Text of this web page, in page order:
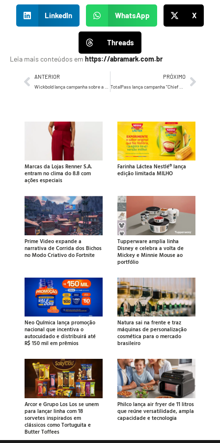
LinkedIn WhatsApp X
Threads
Leia mais conteúdos em https://abramark.com.br
ANTERIOR PRÓXIMO
Marcas da Lojas Renner S.A.
entram no clima do 8.8 com
ações especiais
Farinha Láctea Nestlé® lança
edição limitada MILHO
Prime Video expande a
narrativa de Corrida dos Bichos
no Modo Criativo do Fortnite
Tupperware amplia linha
Disney e celebra a volta de
Mickey e Minnie Mouse ao
portfólio
Neo Química lança promoção
nacional que incentiva o
autocuidado e distribuirá até
R$ 150 mil em prêmios
Natura sai na frente e traz
máquinas de personalização
cosmética para o mercado
brasileiro
Arcor e Grupo Los Los se unem
para lançar linha com 18
sorvetes inspirados em
clássicos como Tortuguita e
Butter Toffees
Philco lança air fryer de 11 litros
que reúne versatilidade, ampla
capacidade e tecnologia